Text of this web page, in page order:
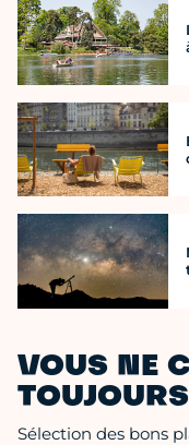
VOUS NE
Sélection des bons